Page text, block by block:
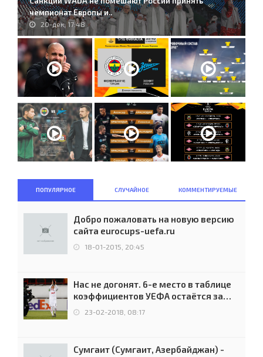
чемпионат Европы и..
20-дек, 17:48
ПОПУЛЯРНОЕ СЛУЧАЙНОЕ КОММЕНТИРУЕМЫЕ
Добро пожаловать на новую версию
сайта eurocups-uefa.ru
18-01-2015, 20:45
Нас не догонят. 6-е место в таблице
коэффициентов УЕФА остаётся за
Россией
23-02-2018, 08:17
Сумгаит (Сумгаит, Азербайджан) -